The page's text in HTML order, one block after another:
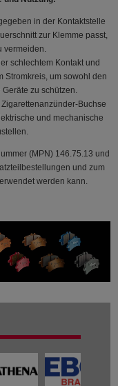
in der Kontaktstelle
zur Klemme passt,
vermeiden.
schlechtem Kontakt und
Stromkreis, um sowohl den
zu schützen.
Buchse
und mechanische
(MPN) 146.75.13 und
und zum
werden kann.